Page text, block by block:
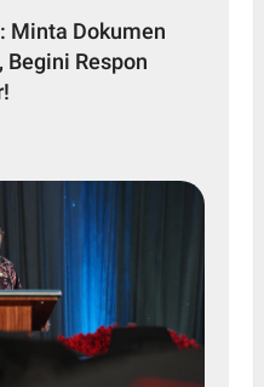
Minta Dokumen
Begini Respon